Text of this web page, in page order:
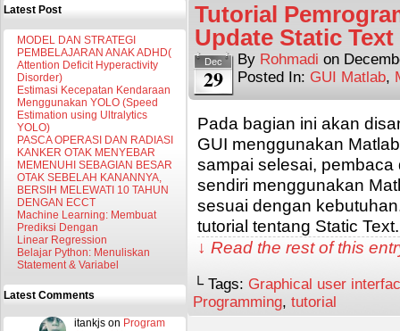
Latest Post
MODEL DAN STRATEGI
PEMBELAJARAN ANAK ADHD(
Attention Deficit Hyperactivity
Disorder)
Estimasi Kecepatan Kendaraan
Menggunakan YOLO (Speed
Estimation using Ultralytics
YOLO)
PASCA OPERASI DAN RADIASI
KANKER OTAK MENYEBAR
MEMENUHI SEBAGIAN BESAR
OTAK SEBELAH KANANNYA,
BERSIH MELEWATI 10 TAHUN
DENGAN ECCT
Machine Learning: Membuat
Prediksi Dengan
Linear Regression
Belajar Python: Menuliskan
Statement & Variabel
Latest Comments
itankjs on Program
Tutorial
Update Static Text
Dec
29
By Rohmadi on
Posted In: GUI Matlab,
Pada bagian ini akan
GUI menggunakan
sampai selesai,
sendiri menggunakan
sesuai dengan
tutorial tentang Static
↓ Read the rest of this
└ Tags: Graphical user
Programming, tutorial